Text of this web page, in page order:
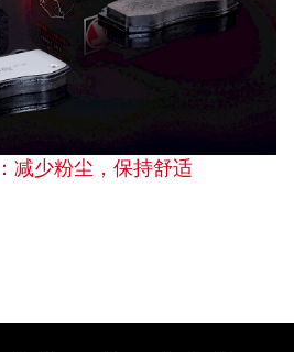
减少粉尘，保持舒适